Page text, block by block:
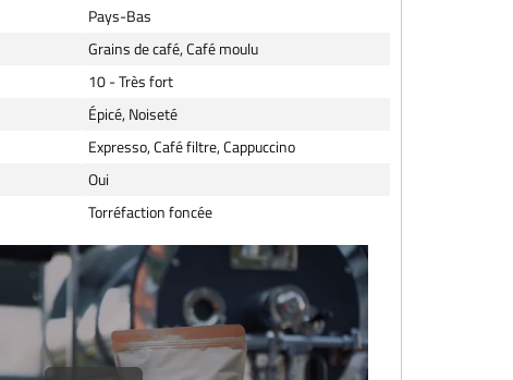
Pays-Bas
Grains de café, Café moulu
10 - Très fort
Épicé, Noiseté
Expresso, Café filtre, Cappuccino
Oui
Torréfaction foncée